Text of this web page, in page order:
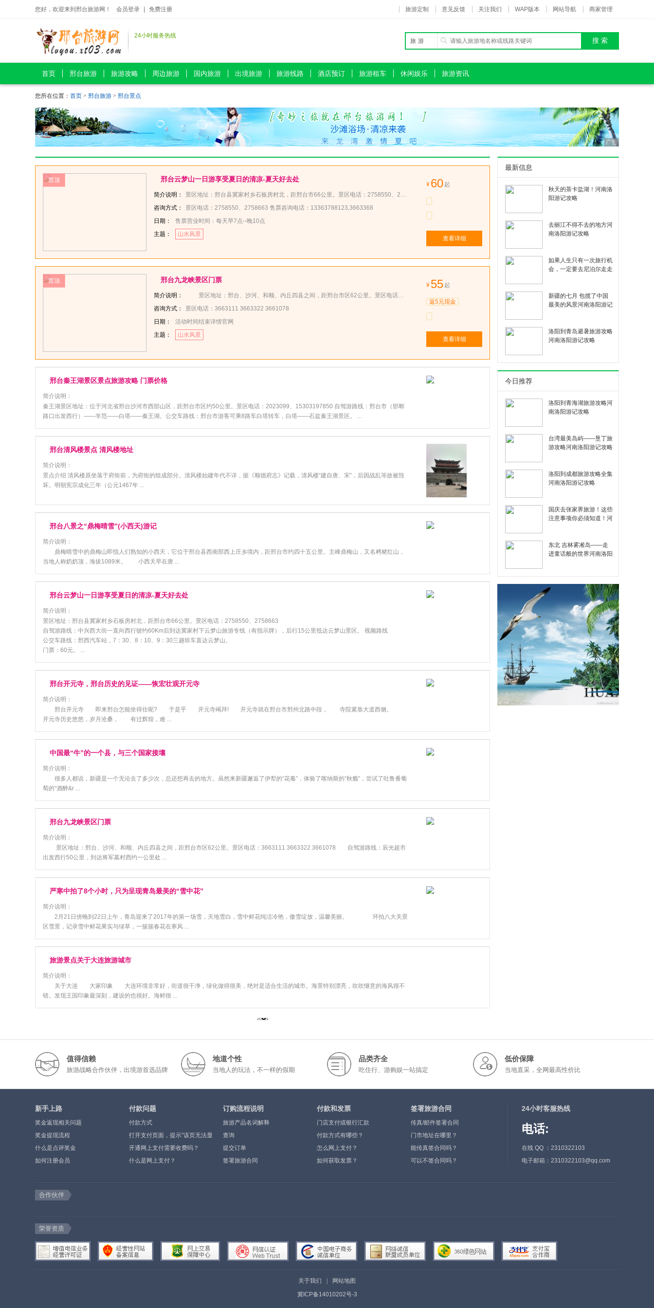
您好，欢迎来到邢台旅游网！ 会员登录 免费注册 旅游定制 意见反馈 关注我们 WAP版本 网站导航 商家管理
24小时服务热线
旅游
首页 邢台旅游 旅游攻略 周边旅游 国内旅游 出境旅游 旅游线路 酒店预订 旅游租车 休闲娱乐 旅游资讯
您所在位置： 首页 > 邢台旅游 > 邢台景点
广告
置顶 邢台云梦山一日游享受夏日的清凉-夏天好去处
简介说明：
景区地址：邢台县冀家村乡石板房村北，距邢台市66公里。景区电话：2758550、2758663 自驾游路线：中兴西大街一直向西行驶约60Km后到达冀家村下云梦山旅游专线（有指示牌），后行15公里抵达云梦山景区。 视频路线 公交车路线：邢西汽车站，7：30、8：10、9：30三趟班车直达云梦山。 门票：60元。
咨询方式：
景区电话：2758550、2758663 售票咨询电话：13363788123,3663368
日期：
售票营业时间：每天早7点--晚10点
主题：
山水风景
¥ 60 起
查看详细
置顶 邢台九龙峡景区门票
简介说明：
景区地址：邢台、沙河、和顺、内丘四县之间，距邢台市区62公里。景区电话：3663111 3663322 3661078 自驾游路线：辰光超市出发西行50公里，到达将军墓村西约一公里处
咨询方式：
景区电话：3663111 3663322 3661078
日期：
活动时间结束详情官网
主题：
山水风景
¥ 55 起
返5元现金
查看详细
邢台秦王湖景区景点旅游攻略 门票价格
简介说明：
秦王湖景区地址：位于河北省邢台沙河市西部山区，距邢台市区约50公里。景区电话：2023099、15303197850 自驾游路线：邢台市（邯郸
路口出发西行）——羊范——白塔——秦王湖。公交车路线：邢台市游客可乘8路车白塔转车，白塔——石盆秦王湖景区。 ...
邢台清风楼景点 清风楼地址
简介说明：
景点介绍 清风楼原坐落于府衙前，为府衙的组成部分。清风楼始建年代不详，据《顺德府志》记载，清风楼“建自唐、宋”，后因战乱等故被毁
坏。明朝宪宗成化三年（公元1467年 ...
邢台八景之“鼎梅晴雪”(小西天)游记
简介说明：
鼎梅晴雪中的鼎梅山即指人们熟知的小西天，它位于邢台县西南部西上庄乡境内，距邢台市约四十五公里。主峰鼎梅山，又名栲栳红山，
当地人称奶奶顶，海拔1089米。 小西天早在唐 ...
邢台云梦山一日游享受夏日的清凉-夏天好去处
简介说明：
景区地址：邢台县冀家村乡石板房村北，距邢台市66公里。景区电话：2758550、2758663
自驾游路线：中兴西大街一直向西行驶约60Km后到达冀家村下云梦山旅游专线（有指示牌），后行15公里抵达云梦山景区。 视频路线
公交车路线：邢西汽车站，7：30、8：10、9：30三趟班车直达云梦山。
门票：60元。 ...
邢台开元寺，邢台历史的见证——恢宏壮观开元寺
简介说明：
邢台开元寺 即来邢台怎能坐得住呢? 于是乎 开元寺竭拜! 开元寺就在邢台市邢州北路中段， 寺院紧靠大道西侧。
开元寺历史悠悠，岁月沧桑， 有过辉煌，难 ...
中国最“牛”的一个县，与三个国家接壤
简介说明：
很多人都说，新疆是一个无论去了多少次，总还想再去的地方。虽然来新疆邂逅了伊犁的“花毒”，体验了喀纳斯的“秋瘾”，尝试了吐鲁番葡
萄的“酒醉&r ...
邢台九龙峡景区门票
简介说明：
景区地址：邢台、沙河、和顺、内丘四县之间，距邢台市区62公里。景区电话：3663111 3663322 3661078 自驾游路线：辰光超市
出发西行50公里，到达将军墓村西约一公里处 ...
严寒中拍了8个小时，只为呈现青岛最美的“雪中花”
简介说明：
2月21日傍晚到22日上午，青岛迎来了2017年的第一场雪，天地雪白，雪中鲜花纯洁冷艳，傲雪绽放，温馨美丽。 环拍八大关景
区雪景，记录雪中鲜花果实与绿草，一簇簇春花在寒风 ...
旅游景点关于大连旅游城市
简介说明：
关于大连 大家印象 大连环境非常好，街道很干净，绿化做得很美，绝对是适合生活的城市。海景特别漂亮，吹吹惬意的海风很不
错。发现王国印象最深刻，建设的也很好。海鲜很 ...
最新信息
秋天的茶卡盐湖！河南洛
阳游记攻略
去丽江不得不去的地方河
南洛阳游记攻略
如果人生只有一次旅行机
会，一定要去尼泊尔走走
新疆的七月 包揽了中国
最美的风景河南洛阳游记
洛阳到青岛避暑旅游攻略
河南洛阳游记攻略
今日推荐
洛阳到青海湖旅游攻略河
南洛阳游记攻略
台湾最美岛屿——垦丁旅
游攻略河南洛阳游记攻略
洛阳到成都旅游攻略全集
河南洛阳游记攻略
国庆去张家界旅游！这些
注意事项你必须知道！河
东北 吉林雾凇岛——走
进童话般的世界河南洛阳
值得信赖
旅游战略合作伙伴，出境游首选品牌
地道个性
当地人的玩法，不一样的假期
品类齐全
吃住行、游购娱一站搞定
低价保障
当地直采，全网最高性价比
新手上路
奖金返现相关问题
奖金提现流程
什么是点评奖金
如何注册会员
付款问题
付款方式
打开支付页面，提示”该页无法显
示”或空白页，可能是什么原因？
开通网上支付需要收费吗？
什么是网上支付？
订购流程说明
旅游产品名词解释
查询
提交订单
签署旅游合同
付款和发票
门店支付或银行汇款
付款方式有哪些？
怎么网上支付？
如何获取发票？
签署旅游合同
传真/邮件签署合同
门市地址在哪里？
能传真签合同吗？
可以不签合同吗？
24小时客服热线
电话:
在线 QQ ：2310322103
电子邮箱：2310322103@qq.com
合作伙伴
荣誉资质
关于我们
网站地图
冀ICP备14010202号-3